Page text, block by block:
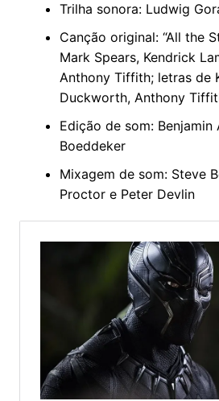
Trilha sonora: Ludwig
Canção original: “All the
Mark Spears, Kendrick
Anthony Tiffith; letras de
Duckworth, Anthony
Edição de som:
Boeddeker
Mixagem de som: Steve
Proctor e Peter Devlin